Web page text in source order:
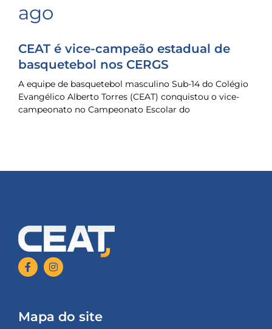
ago
CEAT é vice-campeão estadual de
basquetebol nos CERGS
A equipe de basquetebol masculino Sub-14 do Colégio
Evangélico Alberto Torres (CEAT) conquistou o vice-
campeonato no Campeonato Escolar do
Mapa do site